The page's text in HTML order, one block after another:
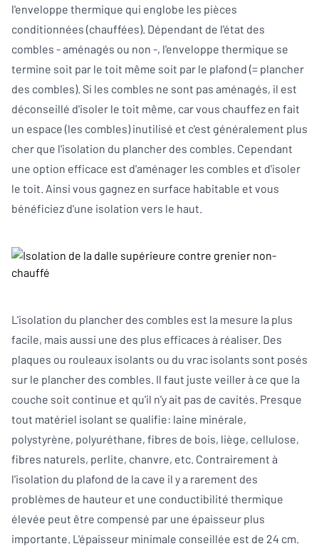
l'enveloppe thermique qui englobe les pièces
conditionnées (chauffées). Dépendant de l'état des
combles - aménagés ou non -, l'enveloppe thermique se
termine soit par le toit même soit par le plafond (= plancher
des combles). Si les combles ne sont pas aménagés, il est
déconseillé d'isoler le toit même, car vous chauffez en fait
un espace (les combles) inutilisé et c'est généralement plus
cher que l'isolation du plancher des combles. Cependant
une option efficace est d'aménager les combles et d'isoler
le toit. Ainsi vous gagnez en surface habitable et vous
bénéficiez d'une isolation vers le haut.
L'isolation du plancher des combles est la mesure la plus
facile, mais aussi une des plus efficaces à réaliser. Des
plaques ou rouleaux isolants ou du vrac isolants sont posés
sur le plancher des combles. Il faut juste veiller à ce que la
couche soit continue et qu'il n'y ait pas de cavités. Presque
tout matériel isolant se qualifie: laine minérale,
polystyrène, polyuréthane, fibres de bois, liège, cellulose,
fibres naturels, perlite, chanvre, etc. Contrairement à
l'isolation du plafond de la cave il y a rarement des
problèmes de hauteur et une conductibilité thermique
élevée peut être compensé par une épaisseur plus
importante. L'épaisseur minimale conseillée est de 24 cm.